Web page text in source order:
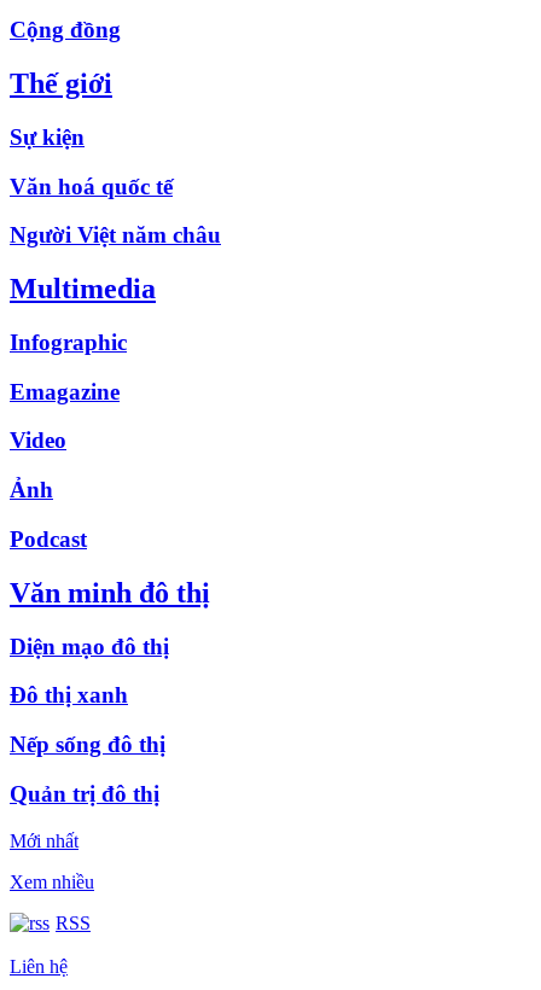
Cộng đồng
Thế giới
Sự kiện
Văn hoá quốc tế
Người Việt năm châu
Multimedia
Infographic
Emagazine
Video
Ảnh
Podcast
Văn minh đô thị
Diện mạo đô thị
Đô thị xanh
Nếp sống đô thị
Quản trị đô thị
Mới nhất
Xem nhiều
RSS
Liên hệ